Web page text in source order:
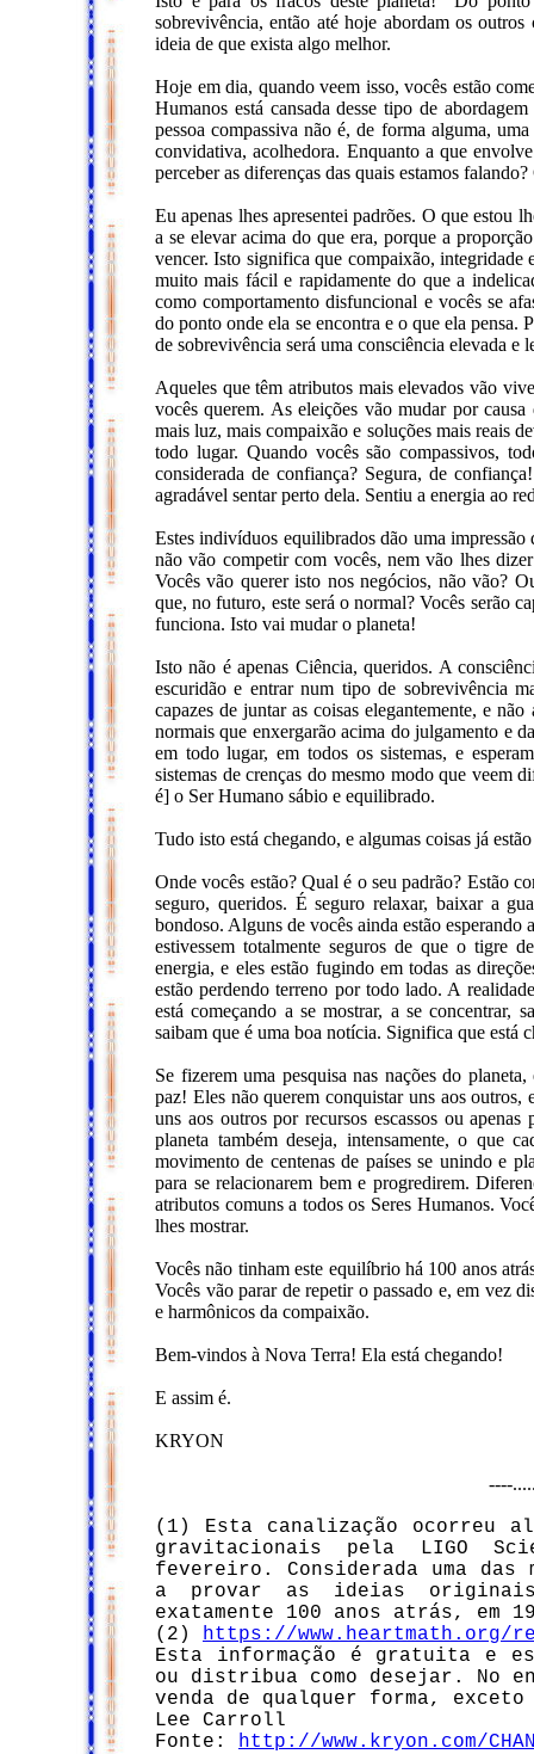
sobrevivência, então até hoje abordam os
ideia de que exista algo melhor.
Hoje em dia, quando veem isso, vocês estão
Humanos está cansada desse tipo de
pessoa compassiva não é, de forma alguma,
convidativa, acolhedora. Enquanto a que
perceber as diferenças das quais estamos
Eu apenas lhes apresentei padrões. O que estou
a se elevar acima do que era, porque a
vencer. Isto significa que compaixão, integridade
muito mais fácil e rapidamente do que a
como comportamento disfuncional e vocês se
do ponto onde ela se encontra e o que ela
de sobrevivência será uma consciência elevada e
Aqueles que têm atributos mais elevados vão
vocês querem. As eleições vão mudar por
mais luz, mais compaixão e soluções mais reais
todo lugar. Quando vocês são compassivos,
considerada de confiança? Segura, de
agradável sentar perto dela. Sentiu a energia ao
Estes indivíduos equilibrados dão uma
não vão competir com vocês, nem vão lhes
Vocês vão querer isto nos negócios, não vão?
que, no futuro, este será o normal? Vocês serão
funciona. Isto vai mudar o planeta!
Isto não é apenas Ciência, queridos. A
escuridão e entrar num tipo de sobrevivência
capazes de juntar as coisas elegantemente, e
normais que enxergarão acima do julgamento e
em todo lugar, em todos os sistemas, e
sistemas de crenças do mesmo modo que veem
é] o Ser Humano sábio e equilibrado.
Tudo isto está chegando, e algumas coisas já
Onde vocês estão? Qual é o seu padrão? Estão
seguro, queridos. É seguro relaxar, baixar a
bondoso. Alguns de vocês ainda estão
estivessem totalmente seguros de que o tigre
energia, e eles estão fugindo em todas as
estão perdendo terreno por todo lado. A
está começando a se mostrar, a se concentrar,
saibam que é uma boa notícia. Significa que está
Se fizerem uma pesquisa nas nações do
paz! Eles não querem conquistar uns aos
uns aos outros por recursos escassos ou
planeta também deseja, intensamente, o que
movimento de centenas de países se unindo e
para se relacionarem bem e progredirem.
atributos comuns a todos os Seres Humanos.
lhes mostrar.
Vocês não tinham este equilíbrio há 100 anos
Vocês vão parar de repetir o passado e, em vez
e harmônicos da compaixão.
Bem-vindos à Nova Terra! Ela está chegando!
E assim é.
KRYON
----
(1) Esta canalização ocorreu
gravitacionais pela LIGO
fevereiro. Considerada uma
a provar as ideias originais
exatamente 100 anos atrás, em
(2) https://www.heartmath.org/
Esta informação é gratuita e
ou distribua como desejar. No
venda de qualquer forma,
Lee Carroll
Fonte: http://www.kryon.com/